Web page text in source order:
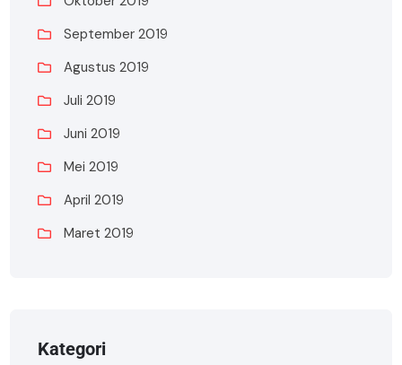
September 2019
Agustus 2019
Juli 2019
Juni 2019
Mei 2019
April 2019
Maret 2019
Kategori